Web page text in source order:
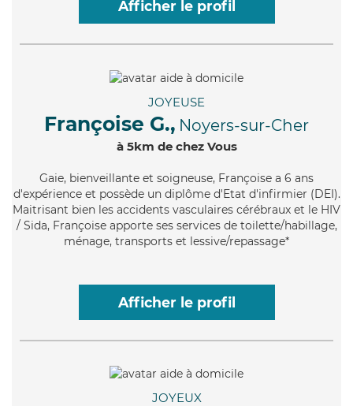
Afficher le profil
JOYEUSE
Françoise G., Noyers-sur-Cher
à 5km de chez Vous
Gaie, bienveillante et soigneuse, Françoise a 6 ans
d'expérience et possède un diplôme d'Etat d'infirmier (DEI).
Maitrisant bien les accidents vasculaires cérébraux et le HIV
/ Sida, Françoise apporte ses services de toilette/habillage,
ménage, transports et lessive/repassage*
Afficher le profil
JOYEUX